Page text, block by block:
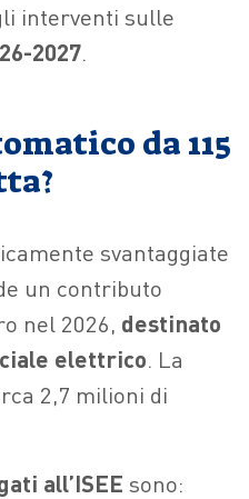
interventi sulle
2027.
da 115
svantaggiate
un contributo
nel 2026, destinato
elettrico. La
2,7 milioni di
all’ISEE sono: